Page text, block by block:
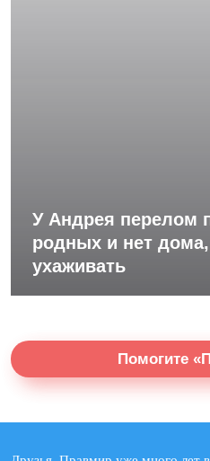
У Андрея перелом
родных и нет
ухаживать
Помогите